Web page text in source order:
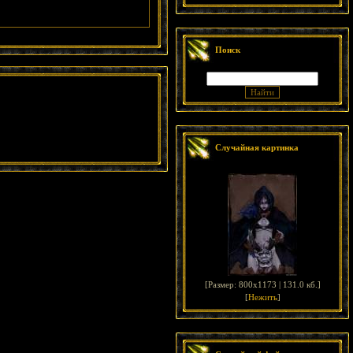
Поиск
Случайная картинка
[Размер: 800x1173 | 131.0 кб. ]
[Нежить]